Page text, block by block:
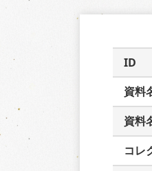
ID
資料
資料
コレ